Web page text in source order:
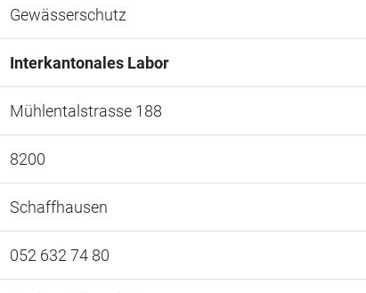
Gewässerschutz
Interkantonales Labor
Mühlentalstrasse 188
8200
Schaffhausen
052 632 74 80